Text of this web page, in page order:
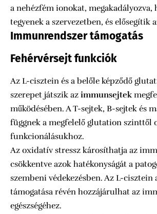
a nehézfém ionokat, megakadályozva,
tegyenek a szervezetben, és elősegítik
Immunrendszer támogatás
Fehérvérsejt funkciók
Az L-cisztein és a belőle képződő
szerepet játszik az immunsejtek
működésében. A T-sejtek, B-sejtek és
függnek a megfelelő glutation szinttől
funkcionálásukhoz.
Az oxidatív stressz károsíthatja az
csökkentve azok hatékonyságát a
szembeni védekezésben. Az L-
támogatása révén hozzájárulhat az
egészségéhez.